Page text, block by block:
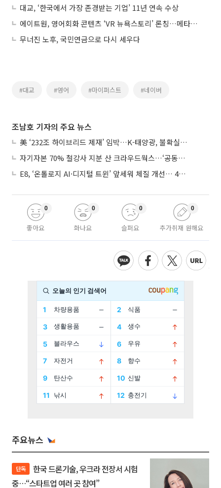
대교, ‘한국에서 가장 존경받는 기업’ 11년 연속 수상
에이트원, 영어회화 콘텐츠 ‘VR 뉴욕스토리’ 론칭…메타버스 시장 정조준
무너진 노후, 국민연금으로 다시 세우다
#대교 #영어 #마이퍼스트 #네이버
조남호 기자의 주요 뉴스
美 ‘232조 하이브리드 제재’ 임박…K-태양광, 불확실성 털고 날개 다나
자기자본 70% 철강사 지분 산 크라우드웍스…‘공동경영’으로 AI 시너지 낼까
E8, ‘온톨로지 AI·디지털 트윈’ 앞세워 체질 개선… 4분기 흑자전환 총력
좋아요
0
화나요
0
슬퍼요
0
추가취재 원해요
0
주요뉴스
단독
중…“스타트업 여러 곳 참여”